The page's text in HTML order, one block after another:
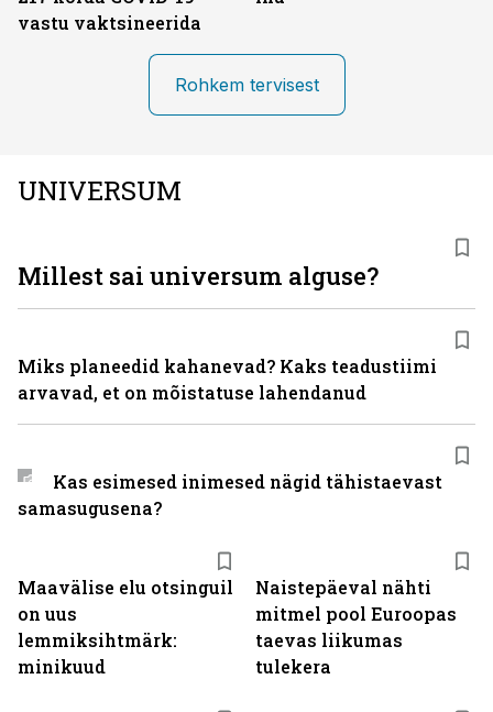
vastu vaktsineerida
Rohkem tervisest
UNIVERSUM
Maavälise elu otsinguil
on uus
lemmiksihtmärk:
minikuud
Naistepäeval nähti
mitmel pool Euroopas
taevas liikumas
tulekera
Millest sai universum alguse?
Miks planeedid kahanevad? Kaks teadustiimi
arvavad, et on mõistatuse lahendanud
Kas esimesed inimesed nägid tähistaevast
samasugusena?